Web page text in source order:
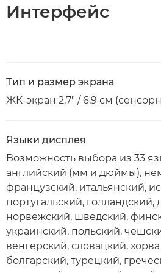
Интерфейс
Тип и размер экрана
ЖК-экран 2,7" / 6,9 см
Языки дисплея
Возможность выбора из 33
английский (мм и дюймы),
французский, итальянский,
португальский, голландский,
норвежский, шведский,
украинский, польский,
венгерский, словацкий,
болгарский, турецкий,